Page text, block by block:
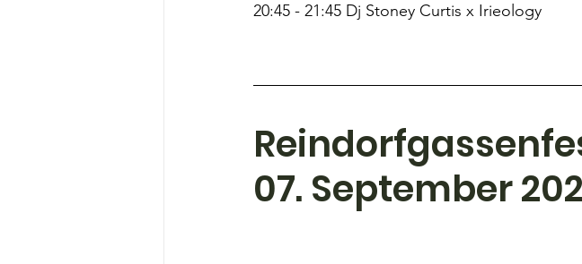
20:45 - 21:45 Dj Stoney Curtis x Irieology
07. September